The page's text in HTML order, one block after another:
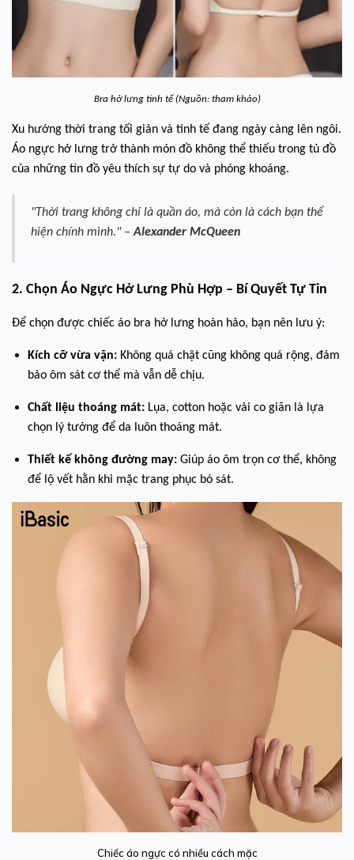
Bra hở lưng tinh tế (Nguồn: tham khảo)
Xu hướng thời trang tối giản và tinh tế đang ngày càng lên ngôi.
Áo ngực hở lưng trở thành món đồ không thể thiếu trong tủ đồ
của những tín đồ yêu thích sự tự do và phóng khoáng.
"Thời trang không chỉ là quần áo, mà còn là cách bạn thể
hiện chính mình." –Alexander McQueen
2. Chọn Áo Ngực Hở Lưng Phù Hợp – Bí Quyết Tự Tin
Để chọn được chiếc áo bra hở lưng hoàn hảo, bạn nên lưu ý:
Kích cỡ vừa vặn: Không quá chật cũng không quá rộng, đảm
bảo ôm sát cơ thể mà vẫn dễ chịu.
Chất liệu thoáng mát: Lụa, cotton hoặc vải co giãn là lựa
chọn lý tưởng để da luôn thoáng mát.
Thiết kế không đường may: Giúp áo ôm trọn cơ thể, không
để lộ vết hằn khi mặc trang phục bó sát.
Chiếc áo ngực có nhiều cách mặc